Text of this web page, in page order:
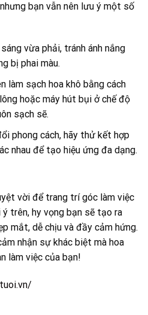
bạn vẫn nên lưu ý một số
vừa phải, tránh ánh nắng
bị phai màu.
làm sạch hoa khô bằng cách
hoặc máy hút bụi ở chế độ
sạch sẽ.
phong cách, hãy thử kết hợp
nhau để tạo hiệu ứng đa dạng.
vời để trang trí góc làm việc
trên, hy vọng bạn sẽ tạo ra
mắt, dễ chịu và đầy cảm hứng.
nhận sự khác biệt mà hoa
làm việc của bạn!